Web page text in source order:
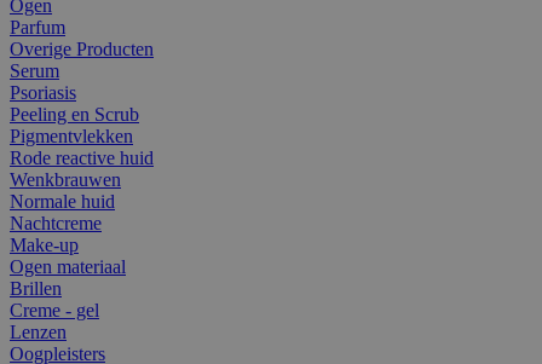
Ogen
Parfum
Overige Producten
Serum
Psoriasis
Peeling en Scrub
Pigmentvlekken
Rode reactive huid
Wenkbrauwen
Normale huid
Nachtcreme
Make-up
Ogen materiaal
Brillen
Creme - gel
Lenzen
Oogpleisters